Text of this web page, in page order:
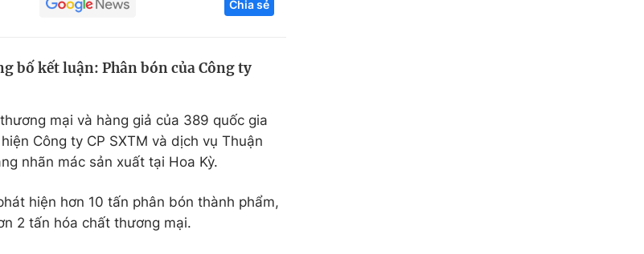
sinh
Hitech Công nghệ tương lai
Thị trường
Chia sẻ
bố kết luận: Phân bón của Công ty
mại và hàng giả của 389 quốc gia
Công ty CP SXTM và dịch vụ Thuận
nhãn mác sản xuất tại Hoa Kỳ.
hiện hơn 10 tấn phân bón thành phẩm,
2 tấn hóa chất thương mại.